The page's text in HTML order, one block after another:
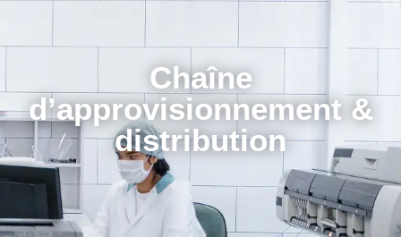
Chaîne
d’approvisionnement &
distribution